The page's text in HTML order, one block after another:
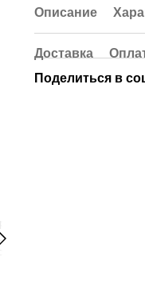
Описание
Доставка
Поделиться в